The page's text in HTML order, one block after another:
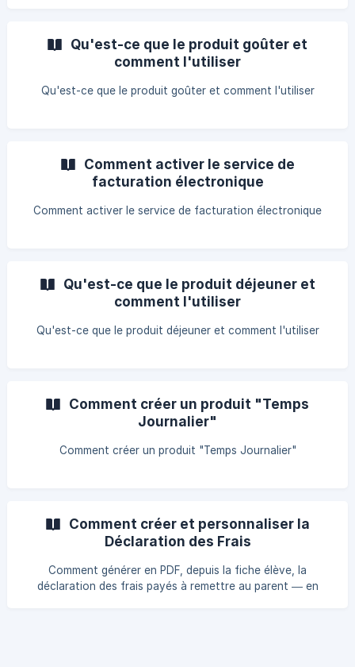
Qu'est-ce que le produit goûter et
comment l'utiliser
Qu'est-ce que le produit goûter et comment l'utiliser
Comment activer le service de
facturation électronique
Comment activer le service de facturation électronique
Qu'est-ce que le produit déjeuner et
comment l'utiliser
Qu'est-ce que le produit déjeuner et comment l'utiliser
Comment créer un produit "Temps
Journalier"
Comment créer un produit "Temps Journalier"
Comment créer et personnaliser la
Déclaration des Frais
Comment générer en PDF, depuis la fiche élève, la
déclaration des frais payés à remettre au parent — en